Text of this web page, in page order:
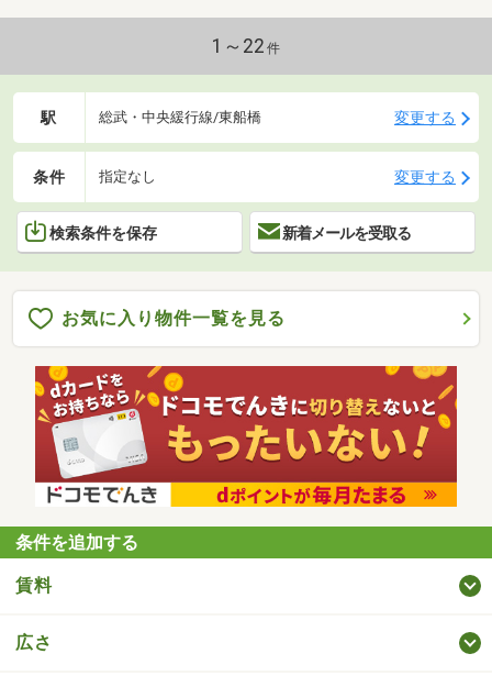
1～22 件
駅 総武・中央緩行線/東船橋 変更する
条件 指定なし 変更する
検索条件を保存 新着メールを受取る
お気に入り物件一覧を見る
条件を追加する
賃料
広さ